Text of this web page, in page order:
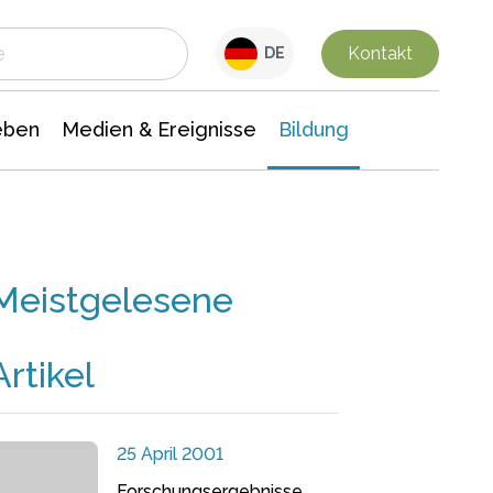
DE Kontakt
Medien & Ereignisse Bildung
25 April 2001